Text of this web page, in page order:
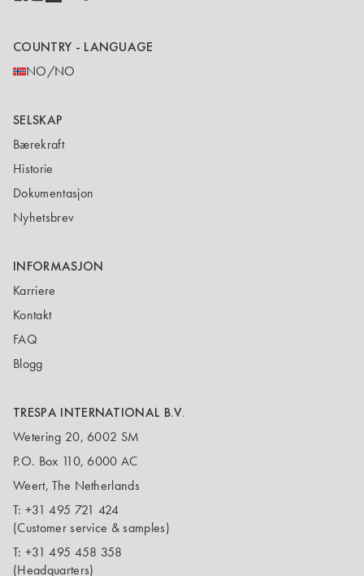
COUNTRY - LANGUAGE
NO/NO
SELSKAP
Bærekraft
Historie
Dokumentasjon
Nyhetsbrev
INFORMASJON
Karriere
Kontakt
FAQ
Blogg
TRESPA INTERNATIONAL B.V.
Wetering 20, 6002 SM
P.O. Box 110, 6000 AC
Weert, The Netherlands
T: +31 495 721 424
(Customer service & samples)
T: +31 495 458 358
(Headquarters)